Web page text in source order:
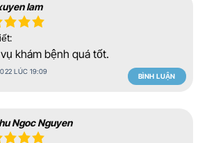
lam
khám bệnh quá tốt.
LÚC 19:09
BÌNH LUẬN
Ngoc Nguyen